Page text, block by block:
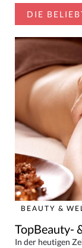
DIE
BEAUTY &
TopBeauty-
In der heutigen